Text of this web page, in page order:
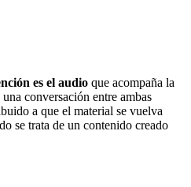
es el audio que acompaña la
conversación entre ambas
a que el material se vuelva
se trata de un contenido creado